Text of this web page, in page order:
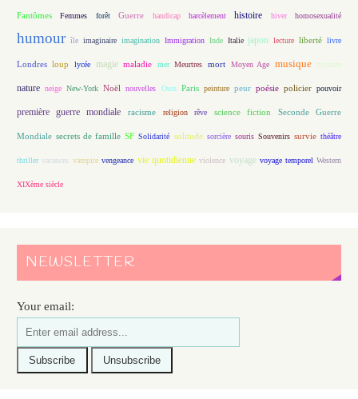
Fantômes Femmes forêt Guerre handicap harcèlement histoire hiver homosexualité
humour île imaginaire imagination Immigration Inde Italie japon lecture liberté livre
Londres loup lycée magie maladie mer Meurtres mort Moyen Age musique mystère
nature neige New-York Noël nouvelles Ours Paris peinture peur poésie policier pouvoir
première guerre mondiale racisme religion rêve science fiction Seconde Guerre
Mondiale secrets de famille SF Solidarité solitude sorcière souris Souvenirs survie théâtre
thriller vacances vampire vengeance vie quotidienne violence voyage voyage temporel Western
XIXème siècle
NEWSLETTER
Your email: